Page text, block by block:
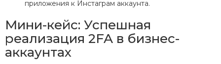
приложения к Инстаграм аккаунта.
Мини-кейс: Успешная
реализация 2FA в бизнес-
аккаунтах